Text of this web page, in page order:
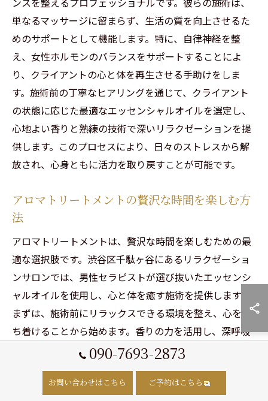
単なるマッサージに留まらず、生活の質を向上させるた
めのサポートとして機能します。特に、自律神経を整
え、女性ホルモンのバランスをサポートすることによ
り、クライアントの心と体を再生させる手助けをしま
す。施術前の丁寧なヒアリングを通じて、クライアント
の状態に応じた最適なエッセンシャルオイルを選定し、
心地よい香りと熟練の技術で深いリラクゼーションを提
供します。このプロセスにより、日々のストレスから解
放され、心身ともに活力を取り戻すことが可能です。
アロマトリートメントの贅沢な時間を楽しむ方
法
アロマトリートメントは、贅沢な時間を楽しむための最
適な選択肢です。渋谷区千駄ヶ谷にあるリラクゼーショ
ンサロンでは、男性セラピストが選び抜いたエッセンシ
ャルオイルを使用し、心と体を癒す施術を提供します。
まずは、施術前にリラックスできる環境を整え、心を落
ち着けることから始めます。香りの力を活用し、深呼吸
をすることで心身が穏やかになり、施術の効果を最大限
ピストの熟練した手技によるマッサージを心行くまで楽
090-7693-2873
お問い合わせはこちら ご予約はこちら